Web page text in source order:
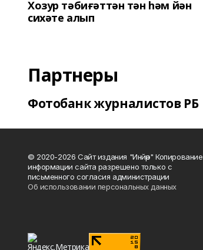
Хозур тәбиғәттән тән һәм йән
сихәте алып
Партнеры
Фотобанк журналистов РБ
© 2020-2026 Сайт издания "Инйәр" Копирование
информации сайта разрешено только с
письменного согласия администрации
Об использовании персональных данных